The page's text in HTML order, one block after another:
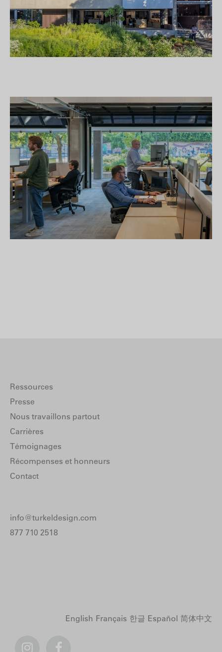
Ressources
Presse
Nous travaillons partout
Carrières
Témoignages
Récompenses et honneurs
Contact
info@turkeldesign.com
877 710 2518
English Français 한글 Español 简体中文